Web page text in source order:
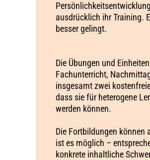
ausdrücklich ihr Training.
besser gelingt.
Die Übungen und
Fachunterricht,
insgesamt zwei
dass sie für heterogene
werden können.
Die Fortbildungen können
ist es möglich –
konkrete inhaltliche